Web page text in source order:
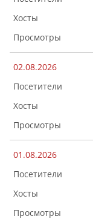
02.08.2026
01.08.2026